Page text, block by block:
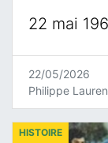
22 mai
22/05/2026
Philippe
HISTOIRE